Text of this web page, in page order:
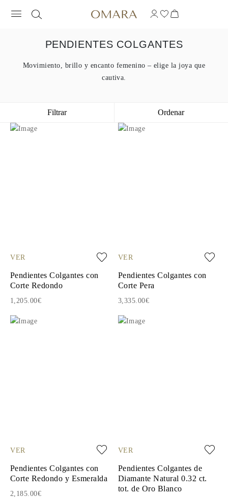
PENDIENTES COLGANTES
Movimiento, brillo y encanto femenino – elige la joya que
cautiva.
Filtrar Ordenar
VER
Pendientes Colgantes con
Corte Redondo
1,205.00€
VER
Pendientes Colgantes con
Corte Pera
3,335.00€
VER
Pendientes Colgantes con
Corte Redondo y Esmeralda
2,185.00€
VER
Pendientes Colgantes de
Diamante Natural 0.32 ct.
tot. de Oro Blanco